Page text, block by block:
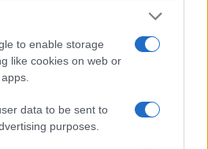
to enable storage
like cookies on web or
data to be sent to
purposes.
venne condotto con
Prima ai danni dei croati,
vennero condotte
intere città e regioni
e 41.500 bosniaci
vennero
serbe e jugoslave in tre